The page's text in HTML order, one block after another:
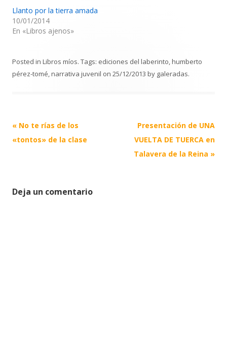
Llanto por la tierra amada
10/01/2014
En «Libros ajenos»
Posted in Libros míos. Tags: ediciones del laberinto,humberto
pérez-tomé,narrativa juvenil on 25/12/2013 by galeradas.
Post
navigation
« No te rías de los
«tontos» de la clase
Presentación de UNA
VUELTA DE TUERCA en
Talavera de la Reina »
Deja un comentario